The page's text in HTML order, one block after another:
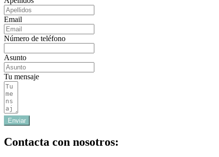
Email
Número de teléfono
Asunto
Tu mensaje
Enviar
Contacta con nosotros: